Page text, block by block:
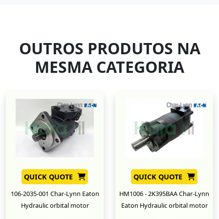
OUTROS PRODUTOS NA
MESMA CATEGORIA
QUICK QUOTE
106-2035-001 Char-Lynn Eaton
Hydraulic orbital motor
QUICK QUOTE
HM1006 - 2K395BAA Char-Lynn
Eaton Hydraulic orbital motor